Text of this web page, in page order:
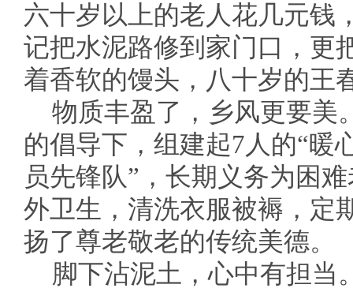
六十岁以上的老人花几元钱
记把水泥路修到家门口，更
着香软的馒头，八十岁的王
物质丰盈了，乡风更要美
的倡导下，组建起7人的“暖
员先锋队”，长期义务为困
外卫生，清洗衣服被褥，定
扬了尊老敬老的传统美德。
脚下沾泥土，心中有担当